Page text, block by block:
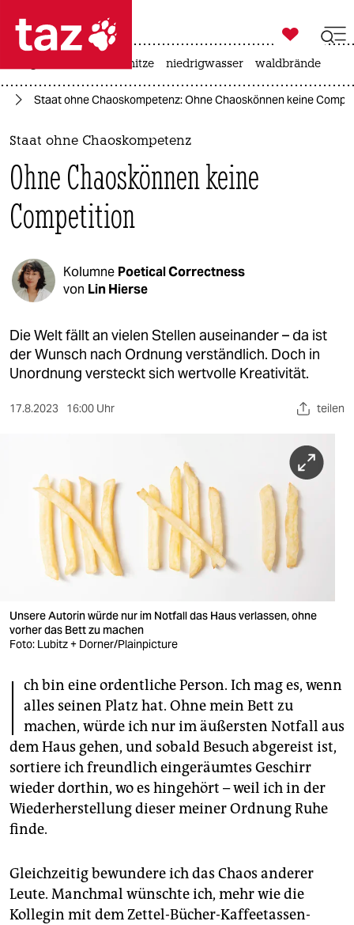
 taz zahl ich
taz zahl ich
themen
politik
öko
kultur
berlin
verlag
veranstaltungen
unterstützen
abo
genossenschaft
epaper login

taz zahl ich
hitze niedrigwasser waldbrände
Staat ohne Chaoskompetenz: Ohne Chaos­können keine
Staat ohne Chaoskompetenz
Ohne Chaos­können keine
Competition
Kolumne Poetical Correctness
von Lin Hierse
Die Welt fällt an vielen Stellen auseinander – da ist
der Wunsch nach Ordnung verständlich. Doch in
Unordnung versteckt sich wertvolle Kreativität.
17.8.2023 16:00 Uhr teilen
Unsere Autorin würde nur im Notfall das Haus verlassen, ohne
vorher das Bett zu machen
Foto: Lubitz + Dorner/Plainpicture
I ch bin eine ordentliche Person. Ich mag es, wenn
alles seinen Platz hat. Ohne mein Bett zu
machen, würde ich nur im äußersten Notfall aus
dem Haus gehen, und sobald Besuch abgereist ist,
sortiere ich freundlich eingeräumtes Geschirr
wieder dorthin, wo es hingehört – weil ich in der
Wiederherstellung dieser meiner Ordnung Ruhe
finde.
Gleichzeitig bewundere ich das Chaos anderer
Leute. Manchmal wünschte ich, mehr wie die
Kollegin mit dem Zettel-Bücher-Kaffeetassen-